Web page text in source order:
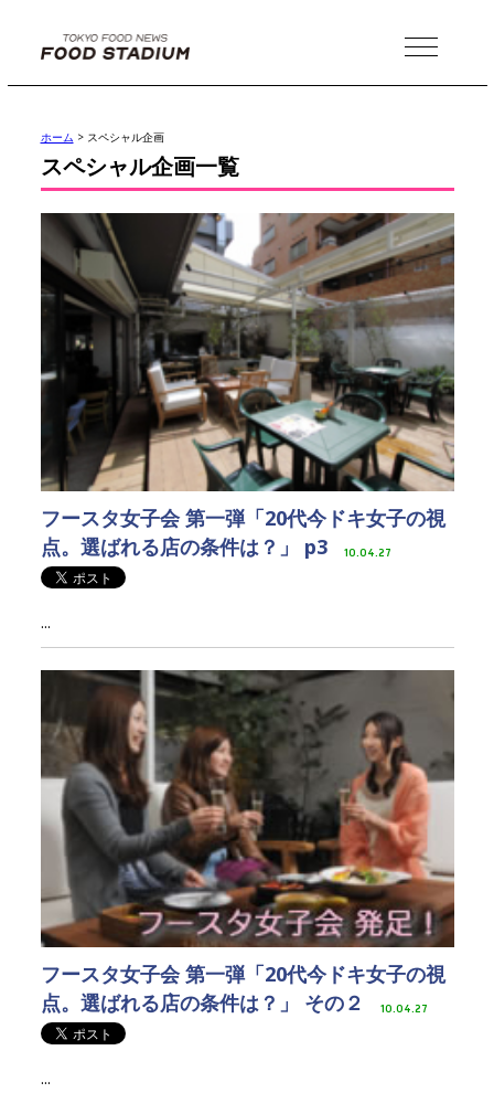
MENU
ホーム > スペシャル企画
スペシャル企画一覧
フースタ女子会 第一弾「20代今ドキ女子の視
点。選ばれる店の条件は？」 p3
10.04.27
...
フースタ女子会 第一弾「20代今ドキ女子の視
点。選ばれる店の条件は？」 その２
10.04.27
...